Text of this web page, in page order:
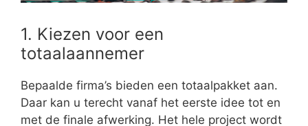
1. Kiezen voor een
totaalaannemer
Bepaalde firma’s bieden een totaalpakket aan.
Daar kan u terecht vanaf het eerste idee tot en
met de finale afwerking. Het hele project wordt